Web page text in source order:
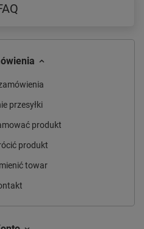
przesyłki
produkt
produkt
towar